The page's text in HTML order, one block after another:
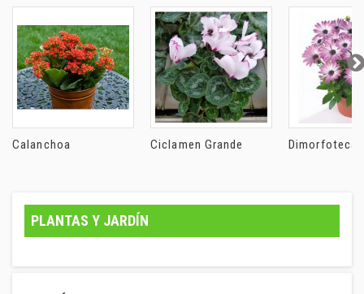
Calanchoa Ciclamen Grande Dimorfoteca
PLANTAS Y JARDÍN